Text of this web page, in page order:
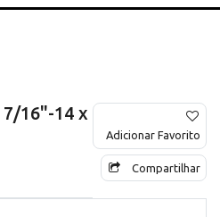
16"-14 x
Adicionar Favorito
Compartilhar